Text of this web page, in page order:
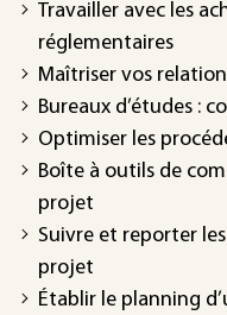
Travailler avec les
réglementaires
Maîtriser vos
Bureaux d’études :
Optimiser les
Boîte à outils de
projet
Suivre et reporter
projet
Établir le planning